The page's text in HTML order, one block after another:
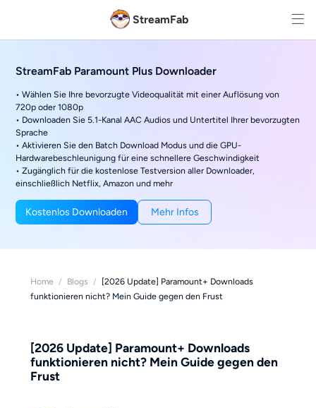
StreamFab
StreamFab Paramount Plus Downloader
• Wählen Sie Ihre bevorzugte Videoqualität mit einer Auflösung von
720p oder 1080p
• Downloaden Sie 5.1-Kanal AAC Audios und Untertitel Ihrer bevorzugten
Sprache
• Aktivieren Sie den Batch Download Modus und die GPU-
Hardwarebeschleunigung für eine schnellere Geschwindigkeit
• Zugänglich für die kostenlose Testversion aller Downloader,
einschließlich Netflix, Amazon und mehr
Kostenlos Downloaden Mehr Infos
Home / Blogs / [2026 Update] Paramount+ Downloads
funktionieren nicht? Mein Guide gegen den Frust
[2026 Update] Paramount+ Downloads
funktionieren nicht? Mein Guide gegen den
Frust